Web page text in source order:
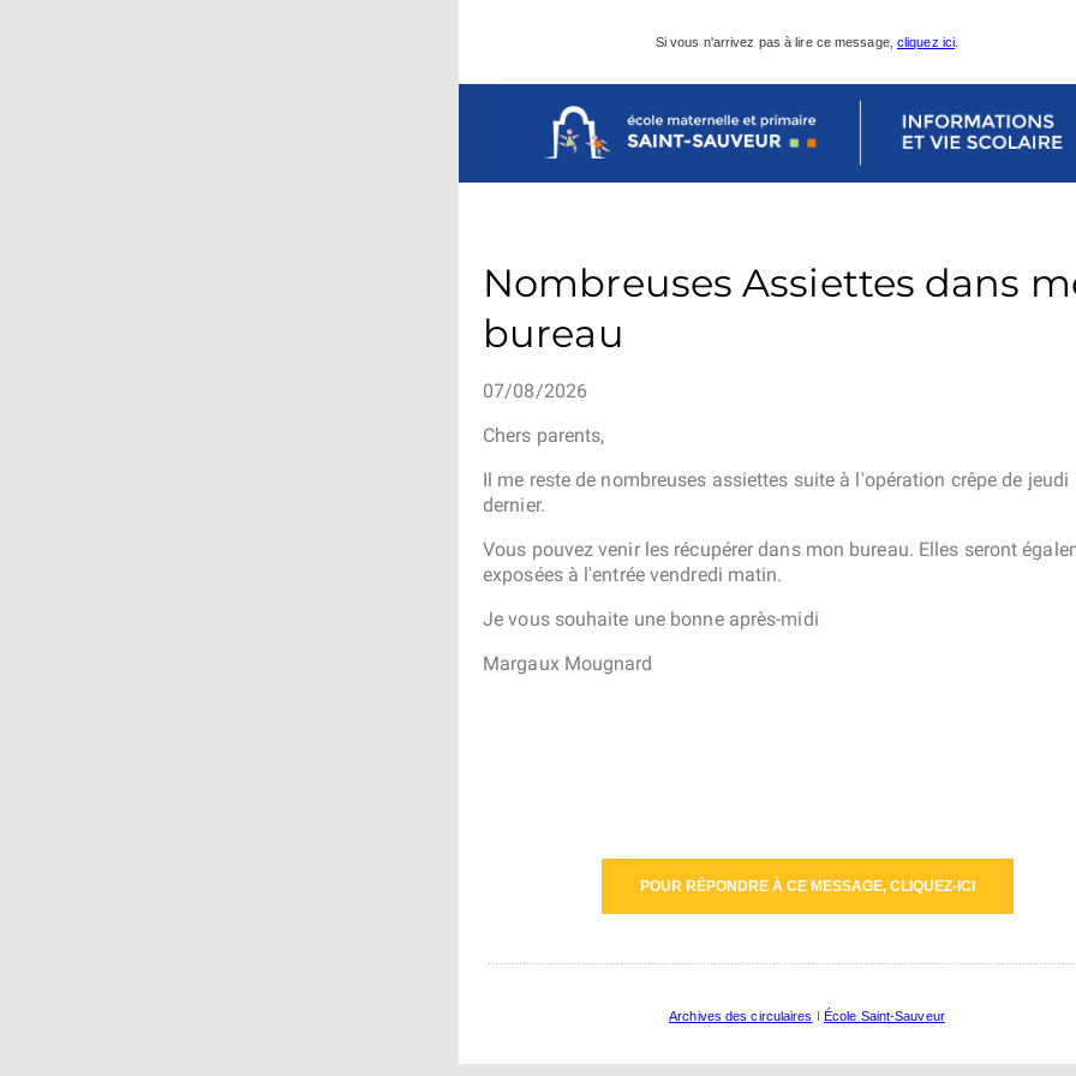
Si vous n'arrivez pas à lire ce message, cliquez ici
Nombreuses Assiettes dans
bureau
07/08/2026
Chers parents,
Il me reste de nombreuses assiettes suite à l'opération crêpe de jeudi
dernier.
Vous pouvez venir les récupérer dans mon bureau. Elles seront
exposées à l'entrée vendredi matin.
Je vous souhaite une bonne après-midi
Margaux Mougnard
Archives des circulaires I École Saint-Sauveur